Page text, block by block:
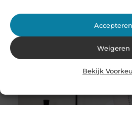
Accepteren
Weigeren
Bekijk